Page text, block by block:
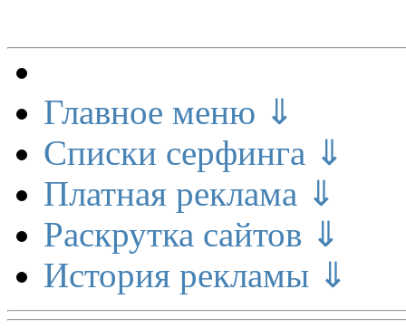
Главное меню ⇓
Списки серфинга ⇓
Платная реклама ⇓
Раскрутка сайтов ⇓
История рекламы ⇓